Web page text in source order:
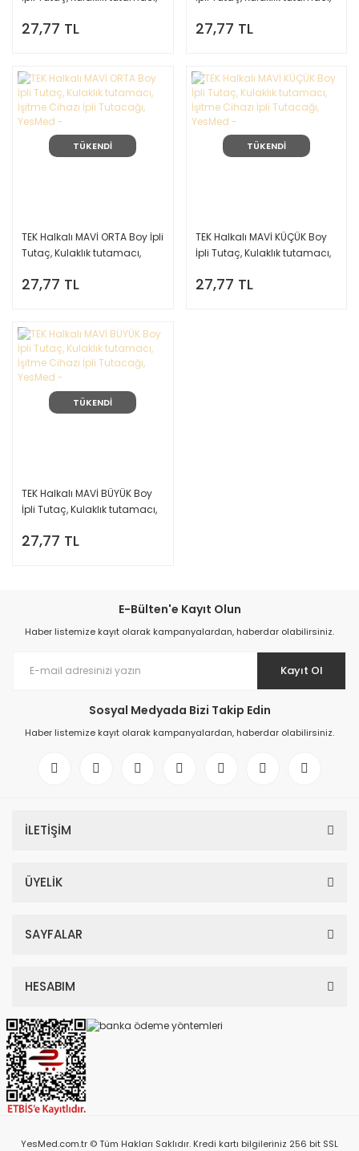
YesMed -
27,77 TL
YesMed -
27,77 TL
TÜKENDİ
TEK Halkalı MAVİ ORTA Boy İpli
Tutaç, Kulaklık tutamacı,
YesMed -
27,77 TL
TÜKENDİ
TEK Halkalı MAVİ KÜÇÜK Boy
İpli Tutaç, Kulaklık tutamacı,
YesMed -
27,77 TL
TÜKENDİ
TEK Halkalı MAVİ BÜYÜK Boy
İpli Tutaç, Kulaklık tutamacı,
YesMed -
27,77 TL
E-Bülten'e Kayıt Olun
Haber listemize kayıt olarak kampanyalardan, haberdar olabilirsiniz.
Kayıt Ol
Sosyal Medyada Bizi Takip Edin
Haber listemize kayıt olarak kampanyalardan, haberdar olabilirsiniz.
İLETİŞİM
ÜYELİK
SAYFALAR
HESABIM
YesMed.com.tr © Tüm Hakları Saklıdır. Kredi kartı bilgileriniz 256 bit SSL